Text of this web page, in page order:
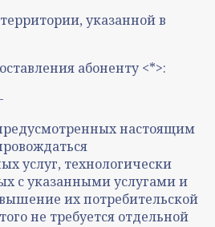
указанной в
абоненту <*>:
настоящим
услуг, технологически
с указанными услугами и
их потребительской
не требуется отдельной